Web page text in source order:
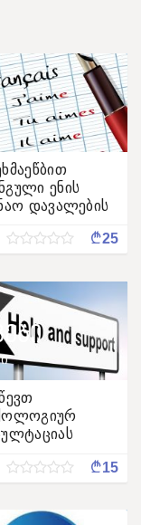
ენის
დავალების
¢25
¢15